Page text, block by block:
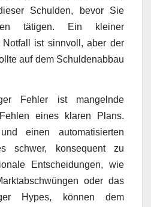
Schulden, bevor Sie
tätigen. Ein kleiner
Notfall ist sinnvoll, aber der
auf dem Schuldenabbau
Fehler ist mangelnde
eines klaren Plans.
einen automatisierten
schwer, konsequent zu
Entscheidungen, wie
oder das
Hypes, können dem